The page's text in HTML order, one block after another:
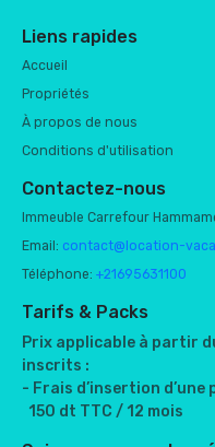
Liens rapides
Accueil
Propriétés
À propos de nous
Conditions d'utilisation
Contactez-nous
Immeuble Carrefour
Email: contact@location-
Téléphone: +21695631100
Tarifs & Packs
Prix applicable à partir
inscrits :
- Frais d’insertion d’une
150 dt TTC / 12 mois